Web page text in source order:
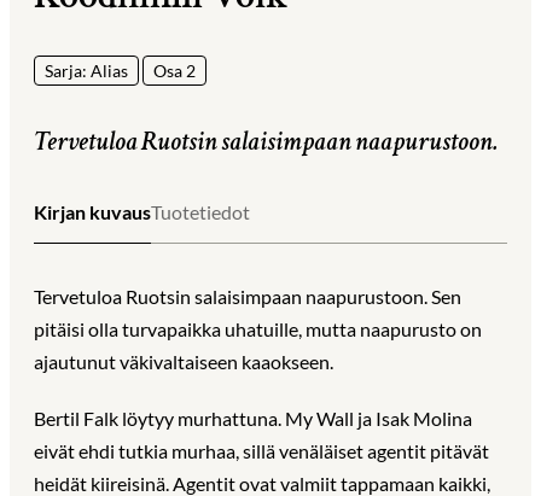
Sarja: Alias Osa 2
Tervetuloa Ruotsin salaisimpaan naapurustoon.
Kirjan kuvausTuotetiedot
Tervetuloa Ruotsin salaisimpaan naapurustoon. Sen
pitäisi olla turvapaikka uhatuille, mutta naapurusto on
ajautunut väkivaltaiseen kaaokseen.
Bertil Falk löytyy murhattuna. My Wall ja Isak Molina
eivät ehdi tutkia murhaa, sillä venäläiset agentit pitävät
heidät kiireisinä. Agentit ovat valmiit tappamaan kaikki,